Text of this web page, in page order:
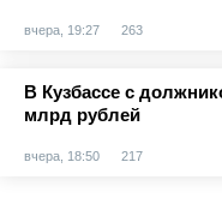
вчера, 19:27 263
В Кузбассе с
млрд рублей
вчера, 18:50 217